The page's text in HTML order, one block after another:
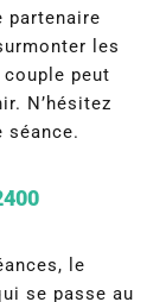
partenaire
les
peut
N’hésitez
séance.
le
se passe au